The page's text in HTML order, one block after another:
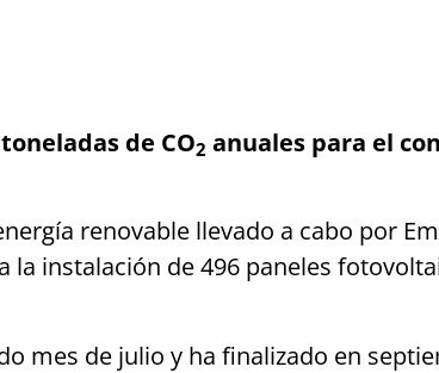
de CO2 anuales para el
renovable llevado a cabo por
la instalación de 496 paneles
mes de julio y ha finalizado en